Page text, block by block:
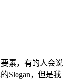
素，有的人会说
Slogan，但是我